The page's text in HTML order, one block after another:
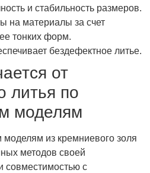
и стабильность размеров.
на материалы за счет
тонких форм.
бездефектное литье.
от
литья по
моделям
из кремниевого золя
методов своей
совместимостью с